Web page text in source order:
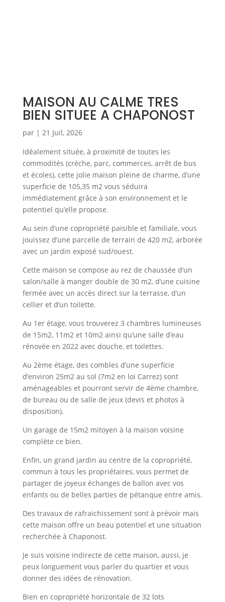
Rejoindre Weloge
Trouver un consultant
MAISON AU CALME TRES
BIEN SITUEE A CHAPONOST
par | 21 Juil, 2026
Idéalement située, à proximité de toutes les
commodités (crèche, parc, commerces, arrêt de bus
et écoles), cette jolie maison pleine de charme, d’une
superficie de 105,35 m2 vous séduira
immédiatement grâce à son environnement et le
potentiel qu’elle propose.
Au sein d’une copropriété paisible et familiale, vous
jouissez d’une parcelle de terrain de 420 m2, arborée
avec un jardin exposé sud/ouest.
Cette maison se compose au rez de chaussée d’un
salon/salle à manger double de 30 m2, d’une cuisine
fermée avec un accès direct sur la terrasse, d’un
cellier et d’un toilette.
Au 1er étage, vous trouverez 3 chambres lumineuses
de 15m2, 11m2 et 10m2 ainsi qu’une salle d’eau
rénovée en 2022 avec douche, et toilettes.
Au 2ème étage, des combles d’une superficie
d’environ 25m2 au sol (7m2 en loi Carrez) sont
aménageables et pourront servir de 4ème chambre,
de bureau ou de salle de jeux (devis et photos à
disposition).
Un garage de 15m2 mitoyen à la maison voisine
complète ce bien.
Enfin, un grand jardin au centre de la copropriété,
commun à tous les propriétaires, vous permet de
partager de joyeux échanges de ballon avec vos
enfants ou de belles parties de pétanque entre amis.
Des travaux de rafraichissement sont à prévoir mais
cette maison offre un beau potentiel et une situation
recherchée à Chaponost.
Je suis voisine indirecte de cette maison, aussi, je
peux longuement vous parler du quartier et vous
donner des idées de rénovation.
Bien en copropriété horizontale de 32 lots